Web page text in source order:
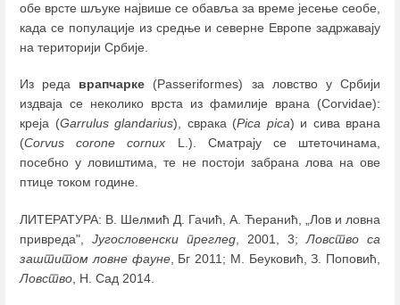
обе врсте шљуке највише се обавља за време јесење сеобе,
када се популације из средње и северне Европе задржавају
на територији Србије.
Из реда врапчарке (Passeriformes) за ловство у Србији
издваја се неколико врста из фамилије врана (Corvidae):
креја (Garrulus glandarius), сврака (Pica pica) и сива врана
(Corvus corone cornиx L.). Сматрају се штеточинама,
посебно у ловиштима, те не постоји забрана лова на ове
птице током године.
ЛИТЕРАТУРА: В. Шелмић Д. Гачић, А. Ћеранић, „Лов и ловна
привреда", Југословенски преглед , 2001, 3; Ловство са
заштитом ловне фауне, Бг 2011; М. Беуковић, З. Поповић,
Ловство , Н. Сад 2014.